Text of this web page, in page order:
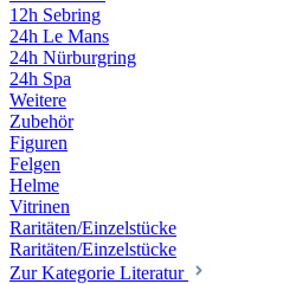
12h Sebring
24h Le Mans
24h Nürburgring
24h Spa
Weitere
Zubehör
Figuren
Felgen
Helme
Vitrinen
Raritäten/Einzelstücke
Raritäten/Einzelstücke
Zur Kategorie Literatur